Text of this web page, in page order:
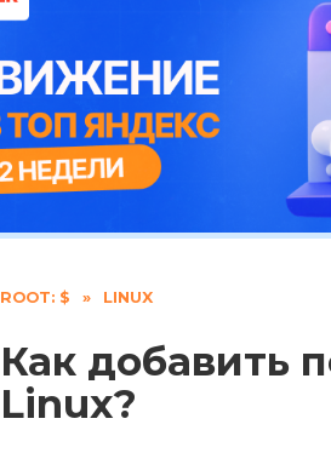
ROOT: $ » LINUX
Как добавить
Linux?